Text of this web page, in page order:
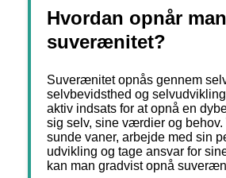
Hvordan opnår man
suverænitet?
Suverænitet opnås gennem
selvbevidsthed og
aktiv indsats for at opnå en
sig selv, sine værdier og behov.
sunde vaner, arbejde med sin
udvikling og tage ansvar for
kan man gradvist opnå